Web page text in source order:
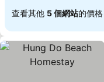
查看其他 5 個網站的價格